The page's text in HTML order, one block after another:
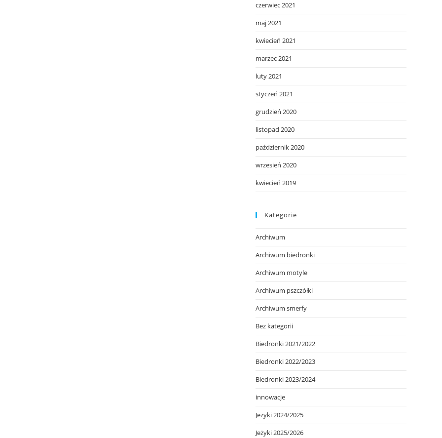
czerwiec 2021
maj 2021
kwiecień 2021
marzec 2021
luty 2021
styczeń 2021
grudzień 2020
listopad 2020
październik 2020
wrzesień 2020
kwiecień 2019
Kategorie
Archiwum
Archiwum biedronki
Archiwum motyle
Archiwum pszczółki
Archiwum smerfy
Bez kategorii
Biedronki 2021/2022
Biedronki 2022/2023
Biedronki 2023/2024
innowacje
Jeżyki 2024/2025
Jeżyki 2025/2026